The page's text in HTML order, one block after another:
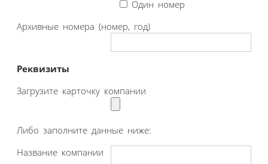
Один номер
Архивные номера (номер, год)
Реквизиты
Загрузите карточку компании
Либо заполните данные ниже:
Название компании